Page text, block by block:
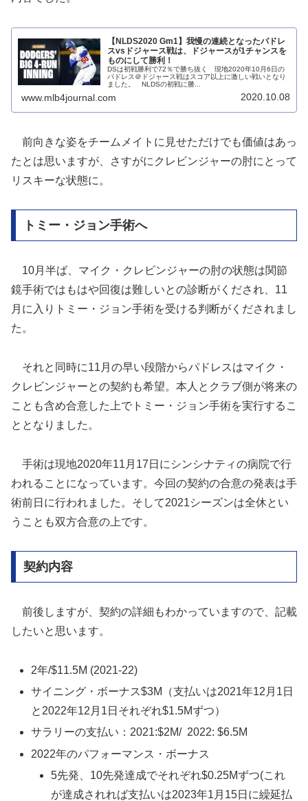
【NLDS2020 Gm1】我慢の連続となったパドレ
スvsドジャース戦は、ドジャースが1チャンスを
ものにして勝利！
DSは初戦勝利で72％で勝ち抜く 現地2020年10月6日の
パドレス＠ドジャース戦はスコア以上に激しい戦いとなり
ました。 NLDSの初戦に勝...
www.mlb4journal.com 2020.10.08
前向きな姿をチームメイトに見せただけでも価値はあっ
たとは思いますが、さすがにクレビンジャーの肘にとって
リスキーな状態に。
トミー・ジョン手術へ
10月半ば、マイク・クレビンジャーの肘の状態は関節
鏡手術ではもはや回復は難しいとの診断がくだされ、11
月に入りトミー・ジョン手術を受ける判断がくだされまし
た。
それと同時に11月の早い段階からパドレスはマイク・
クレビンジャーとの契約も希望。本人とクラブ側が将来の
ことも含め合意した上でトミー・ジョン手術を実行するこ
ととなりました。
手術は現地2020年11月17日にシンシナティの病院で行
われることになっています。今回の契約の合意の発表は手
術前日に行われました。そして2021シーズンは全休とい
うことも双方合意の上です。
契約内容
前後しますが、契約の詳細もわかっていますので、記載
したいと思います。
2年/$11.5M (2021-22)
サイニング・ボーナス$3M（支払いは2021年12月1日
と2022年12月1日それぞれ$1.5Mずつ）
サラリーの支払い：2021:$2M/ 2022: $6.5M
2022年のパフォーマンス・ボーナス
5先発、10先発達成でそれぞれ$0.25Mずつ(これ
が達成されれば支払いは2023年1月15日に繰延払